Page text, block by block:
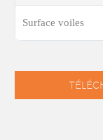
Surface voiles